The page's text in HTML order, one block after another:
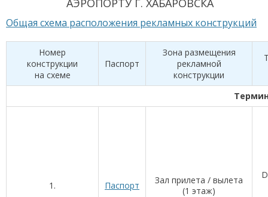
АЭРОПОРТУ Г. ХАБАРОВСКА
Общая схема расположения рекламных конструкций
Номер
конструкции
на схеме
Паспорт
Зона размещения
рекламной
конструкции
1. Паспорт
Зал прилета / вылета
(1 этаж)